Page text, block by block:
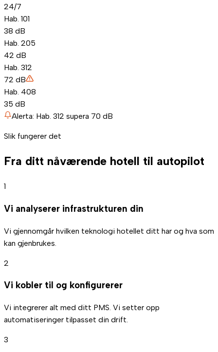
24/7
Hab. 101
38 dB
Hab. 205
42 dB
Hab. 312
72 dB
Hab. 408
35 dB
Alerta: Hab. 312 supera 70 dB
Slik fungerer det
Fra ditt nåværende hotell til autopilot
1
Vi analyserer infrastrukturen din
Vi gjennomgår hvilken teknologi hotellet ditt har og hva som
kan gjenbrukes.
2
Vi kobler til og konfigurerer
Vi integrerer alt med ditt PMS. Vi setter opp
automatiseringer tilpasset din drift.
3